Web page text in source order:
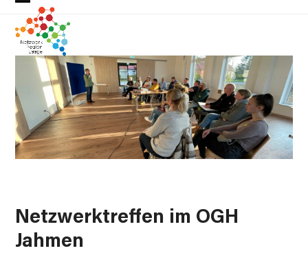
Skip
content
Open
mobile
menu
Close
mobile
menu
Netzwerktreffen im OGH
Jahmen